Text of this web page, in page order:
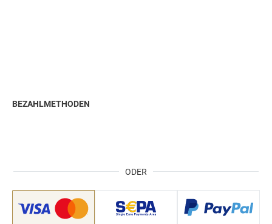
ODER
BEZAHLMETHODEN